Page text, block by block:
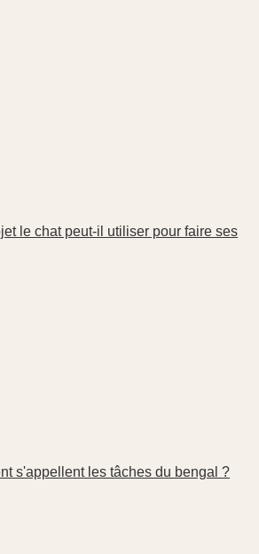
le chat peut-il utiliser pour faire ses
s'appellent les tâches du bengal ?